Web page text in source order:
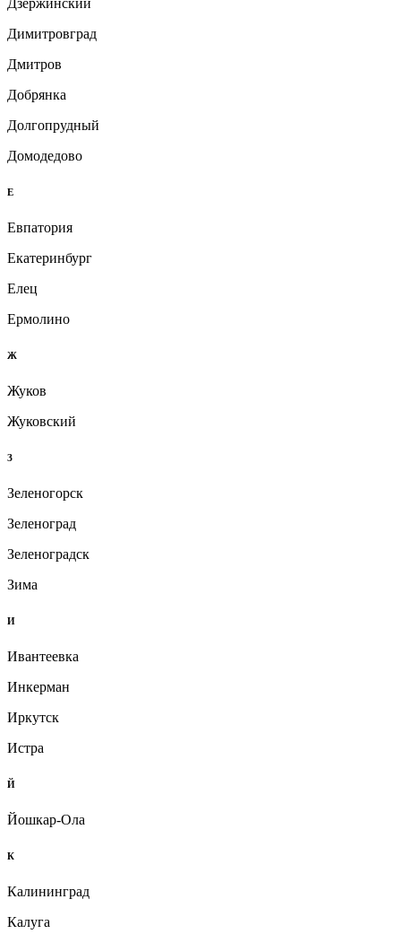
Димитровград
Дмитров
Добрянка
Долгопрудный
Домодедово
Е
Евпатория
Екатеринбург
Елец
Ермолино
Ж
Жуков
Жуковский
З
Зеленогорск
Зеленоград
Зеленоградск
Зима
И
Ивантеевка
Инкерман
Иркутск
Истра
Й
Йошкар-Ола
К
Калининград
Калуга